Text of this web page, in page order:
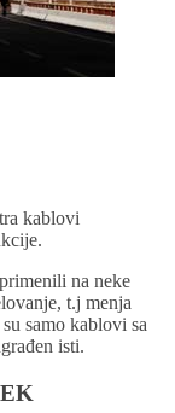
kablovi
na neke
t.j menja
samo kablovi sa
isti.